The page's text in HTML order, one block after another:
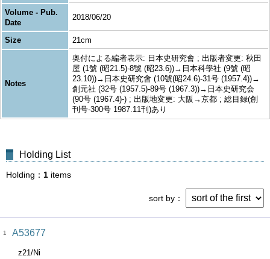
Volume - Pub.
Date
2018/06/20
Size 21cm
Notes
奥付による編者表示: 日本史研究會 ; 出版者変更: 秋田
屋 (1號 (昭21.5)-8號 (昭23.6))→日本科學社 (9號 (昭
23.10))→日本史研究會 (10號(昭24.6)-31号 (1957.4))→
創元社 (32号 (1957.5)-89号 (1967.3))→日本史研究会
(90号 (1967.4)-) ; 出版地変更: 大阪→京都 ; 総目録(創
刊号-300号 1987.11刊)あり
Holding List
Holding 1 items
sort by
1 A53677
z21/Ni